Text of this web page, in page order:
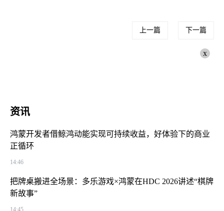
上一篇 下一篇
x
资讯
鸿蒙开发者借鲸鸿动能实现可持续收益，好体验下的商业
正循环
14:46
把牌桌搬进全场景：多乐游戏×鸿蒙在HDC 2026讲述“棋牌
新故事”